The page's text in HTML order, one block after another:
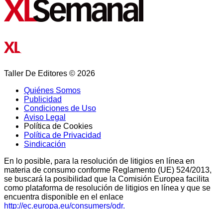
Taller De Editores © 2026
Quiénes Somos
Publicidad
Condiciones de Uso
Aviso Legal
Política de Cookies
Política de Privacidad
Sindicación
En lo posible, para la resolución de litigios en línea en
materia de consumo conforme Reglamento (UE) 524/2013,
se buscará la posibilidad que la Comisión Europea facilita
como plataforma de resolución de litigios en línea y que se
encuentra disponible en el enlace
http://ec.europa.eu/consumers/odr.